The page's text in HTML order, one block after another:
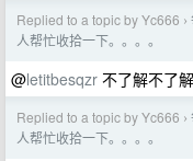
Replied to a topic by Yc666 ›
人帮忙收拾一下。。。。
@letitbesqzr 不了解不了解
Replied to a topic by Yc666 ›
人帮忙收拾一下。。。。